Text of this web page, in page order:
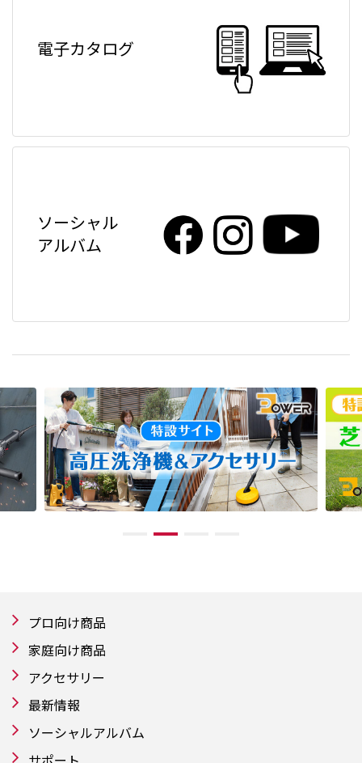
電子カタログ
ソーシャル
アルバム
プロ向け商品
家庭向け商品
アクセサリー
最新情報
ソーシャルアルバム